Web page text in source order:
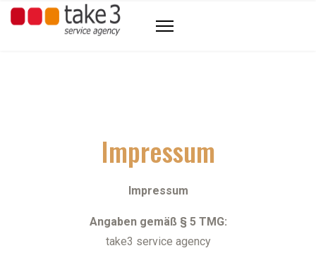
Impressum
Impressum
Angaben gemäß § 5 TMG:
take3 service agency